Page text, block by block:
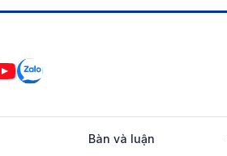
Bàn và luận